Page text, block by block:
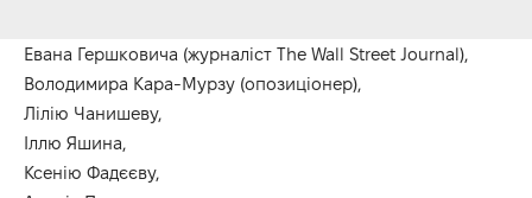
Евана Гершковича (журналіст The Wall Street Journal),
Володимира Кара-Мурзу (опозиціонер),
Лілію Чанишеву,
Іллю Яшина,
Ксенію Фадєєву,